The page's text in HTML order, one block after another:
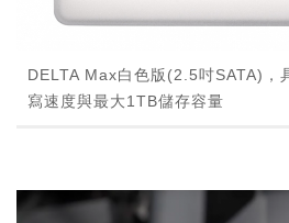
DELTA Max白色版(2.5吋SATA)
寫速度與最大1TB儲存容量